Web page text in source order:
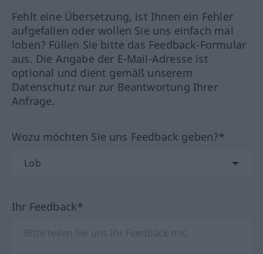
Fehlt eine Übersetzung, ist Ihnen ein Fehler
aufgefallen oder wollen Sie uns einfach mal
loben? Füllen Sie bitte das Feedback-Formular
aus. Die Angabe der E-Mail-Adresse ist
optional und dient gemäß unserem
Datenschutz nur zur Beantwortung Ihrer
Anfrage.
Wozu möchten Sie uns Feedback geben?*
Ihr Feedback*